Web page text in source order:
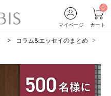
マイページ
0
カート
コラム&エッセイのまとめ